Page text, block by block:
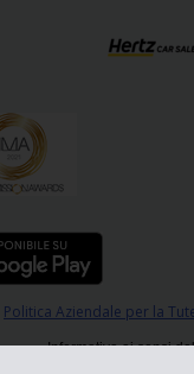
Politica Aziendale per la
Informativa ai sensi